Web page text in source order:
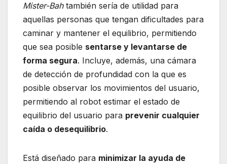
Mister-Bahtambién sería de utilidad para
aquellas personas que tengan dificultades para
caminar y mantener el equilibrio, permitiendo
que sea posible sentarse y levantarse de
forma segura. Incluye, además, una cámara
de detección de profundidad con la que es
posible observar los movimientos del usuario,
permitiendo al robot estimar el estado de
equilibrio del usuario para prevenir cualquier
caída o desequilibrio.
Está diseñado para minimizar la ayuda de